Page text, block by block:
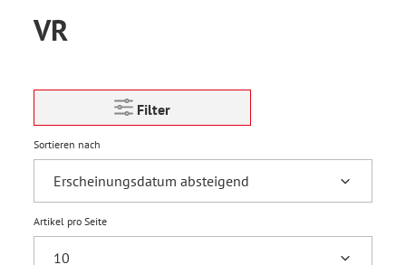
VR
Filter
Sortieren nach
Artikel pro Seite